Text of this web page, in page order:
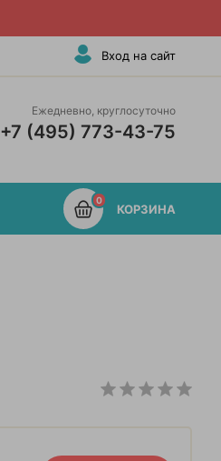
Вход на сайт
Ежедневно, круглосуточно
+7 (495) 773-43-75
0
КОРЗИНА